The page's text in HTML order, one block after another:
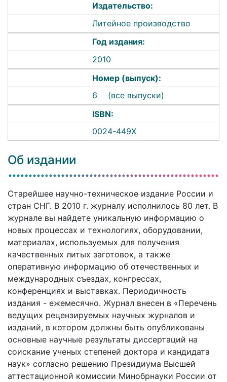
Издательство:
Литейное производство
Год издания:
2010
Номер (выпуск):
6
(все выпуски)
ISBN:
0024-449X
Об издании
Старейшее научно-техническое издание России и
стран СНГ. В 2010 г. журналу исполнилось 80 лет. В
журнале вы найдете уникальную информацию о
новых процессах и технологиях, оборудовании,
материалах, используемых для получения
качественных литых заготовок, а также
оперативную информацию об отечественных и
международных съездах, конгрессах,
конференциях и выставках. Периодичность
издания - ежемесячно. Журнал внесен в «Перечень
ведущих рецензируемых научных журналов и
изданий, в котором должны быть опубликованы
основные научные результаты диссертаций на
соискание ученых степеней доктора и кандидата
наук» согласно решению Президиума Высшей
аттестационной комиссии Минобрнауки России от